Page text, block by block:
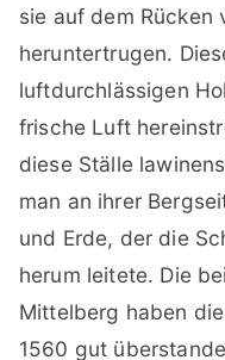
sie auf dem Rücken
heruntertrugen.
luftdurchlässigen
frische Luft
diese Ställe
man an ihrer
und Erde, der die
herum leitete. Die
Mittelberg haben
1560 gut